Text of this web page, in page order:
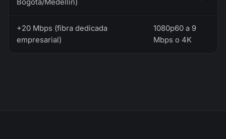
Bogotá/Medellín)
+20 Mbps (fibra dedicada
empresarial)
1080p60 a 9
Mbps o 4K